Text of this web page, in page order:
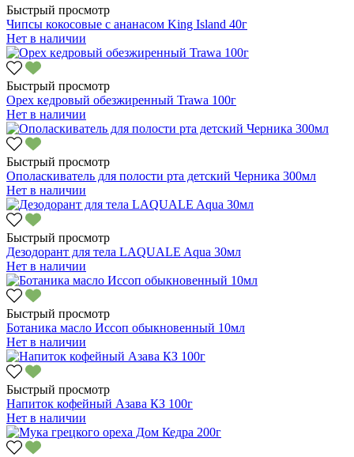
Быстрый просмотр
Чипсы кокосовые с ананасом King Island 40г
Нет в наличии
Быстрый просмотр
Орех кедровый обезжиренный Trawa 100г
Нет в наличии
Быстрый просмотр
Ополаскиватель для полости рта детский Черника 300мл
Нет в наличии
Быстрый просмотр
Дезодорант для тела LAQUALE Aqua 30мл
Нет в наличии
Быстрый просмотр
Ботаника масло Иссоп обыкновенный 10мл
Нет в наличии
Быстрый просмотр
Напиток кофейный Азава КЗ 100г
Нет в наличии